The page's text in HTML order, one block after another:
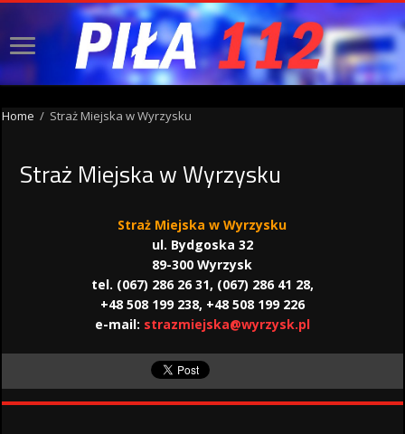
Home / Straż Miejska w Wyrzysku
Straż Miejska w Wyrzysku
Straż Miejska w Wyrzysku
ul. Bydgoska 32
89-300 Wyrzysk
tel. (067) 286 26 31, (067) 286 41 28,
+48 508 199 238, +48 508 199 226
e-mail: strazmiejska@wyrzysk.pl